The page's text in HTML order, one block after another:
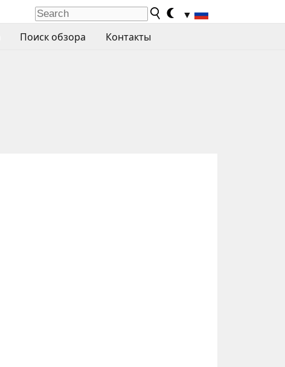
▼
Поиск обзора Контакты